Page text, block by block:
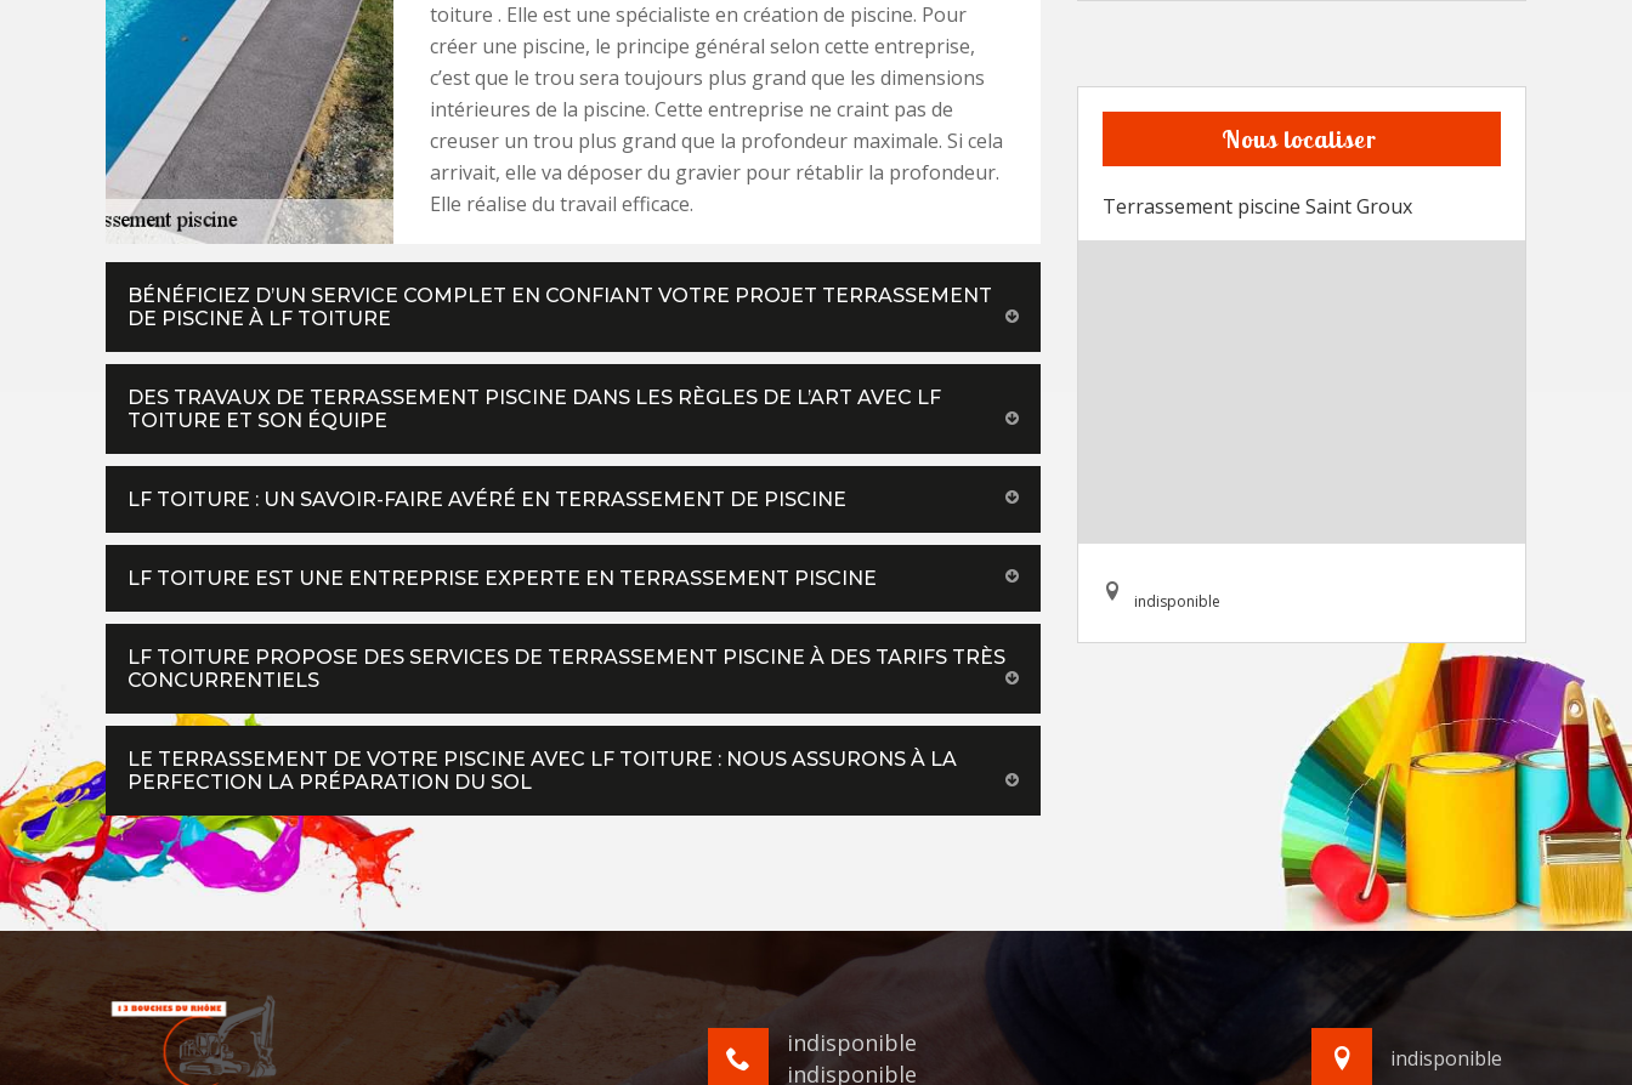
toiture . Elle est une spécialiste en création de piscine. Pour
créer une piscine, le principe général selon cette entreprise,
c’est que le trou sera toujours plus grand que les dimensions
intérieures de la piscine. Cette entreprise ne craint pas de
creuser un trou plus grand que la profondeur maximale. Si cela
arrivait, elle va déposer du gravier pour rétablir la profondeur.
Elle réalise du travail efficace.
BÉNÉFICIEZ D’UN SERVICE COMPLET EN CONFIANT VOTRE PROJET TERRASSEMENT
DE PISCINE À LF TOITURE
DES TRAVAUX DE TERRASSEMENT PISCINE DANS LES RÈGLES DE L’ART AVEC LF
TOITURE ET SON ÉQUIPE
LF TOITURE : UN SAVOIR-FAIRE AVÉRÉ EN TERRASSEMENT DE PISCINE
LF TOITURE EST UNE ENTREPRISE EXPERTE EN TERRASSEMENT PISCINE
LF TOITURE PROPOSE DES SERVICES DE TERRASSEMENT PISCINE À DES TARIFS TRÈS
CONCURRENTIELS
LE TERRASSEMENT DE VOTRE PISCINE AVEC LF TOITURE : NOUS ASSURONS À LA
PERFECTION LA PRÉPARATION DU SOL
Nous localiser
Terrassement piscine Saint Groux
indisponible
indisponible
indisponible
indisponible